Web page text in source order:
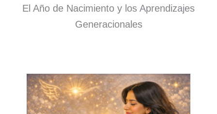
El Año de Nacimiento y los Aprendizajes
Generacionales